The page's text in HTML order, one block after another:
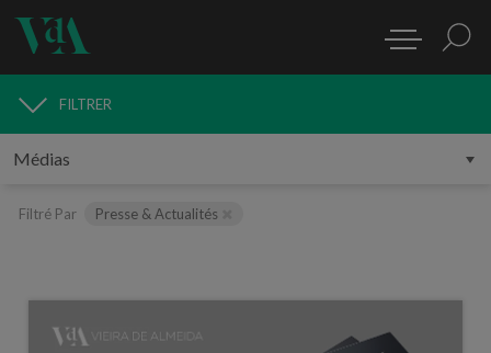
MÉDIAS
FILTRER
Filtré Par Presse & Actualités